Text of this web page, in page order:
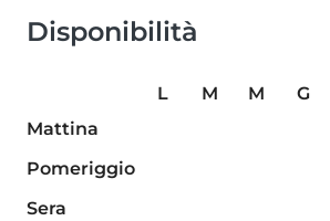
Disponibilità
L M M G
Mattina
Pomeriggio
Sera